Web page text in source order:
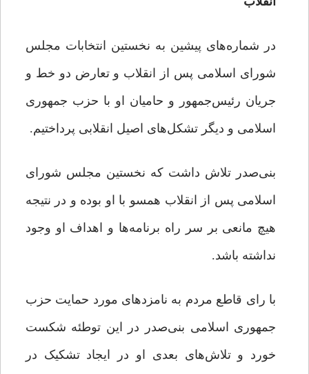
در شماره‌های پیشین به نخستین انتخابات مجلس
شورای اسلامی پس از انقلاب و تعارض دو خط و
جریان رئیس‌جمهور و حامیان او با حزب جمهوری
اسلامی و دیگر تشکل‌های اصیل انقلابی پرداختیم.
بنی‌صدر تلاش داشت که نخستین مجلس شورای
اسلامی پس از انقلاب همسو با او بوده و در نتیجه
هیچ مانعی بر سر راه برنامه‌ها و اهداف او وجود
نداشته باشد.
با رای قاطع مردم به نامزدهای مورد حمایت حزب
جمهوری اسلامی بنی‌صدر در این توطئه شکست
خورد و تلاش‌های بعدی او در ایجاد تشکیک در